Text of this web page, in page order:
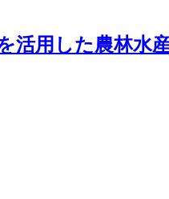
活用した農林水